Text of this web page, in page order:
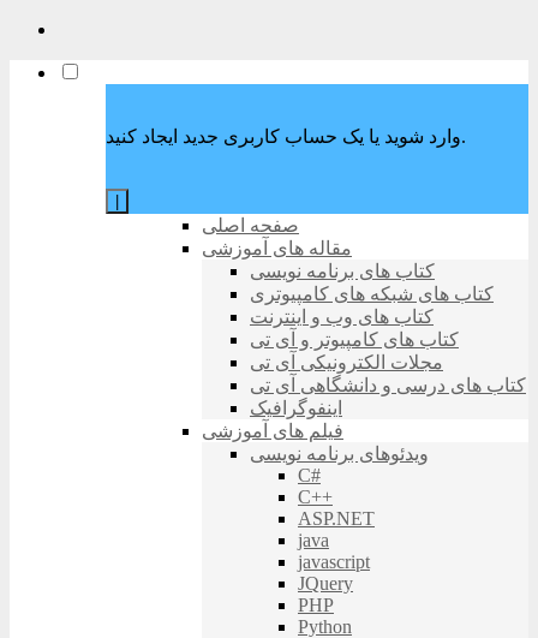
وارد شوید یا یک حساب کاربری جدید ایجاد کنید.
صفحه اصلی
مقاله های آموزشی
کتاب های برنامه نویسی
کتاب های شبکه های کامپیوتری
کتاب های وب و اینترنت
کتاب های کامپیوتر و آی تی
مجلات الکترونیکی آی تی
کتاب های درسی و دانشگاهی آی تی
اینفوگرافیک
فیلم های آموزشی
ویدئوهای برنامه نویسی
C#
C++
ASP.NET
java
javascript
JQuery
PHP
Python